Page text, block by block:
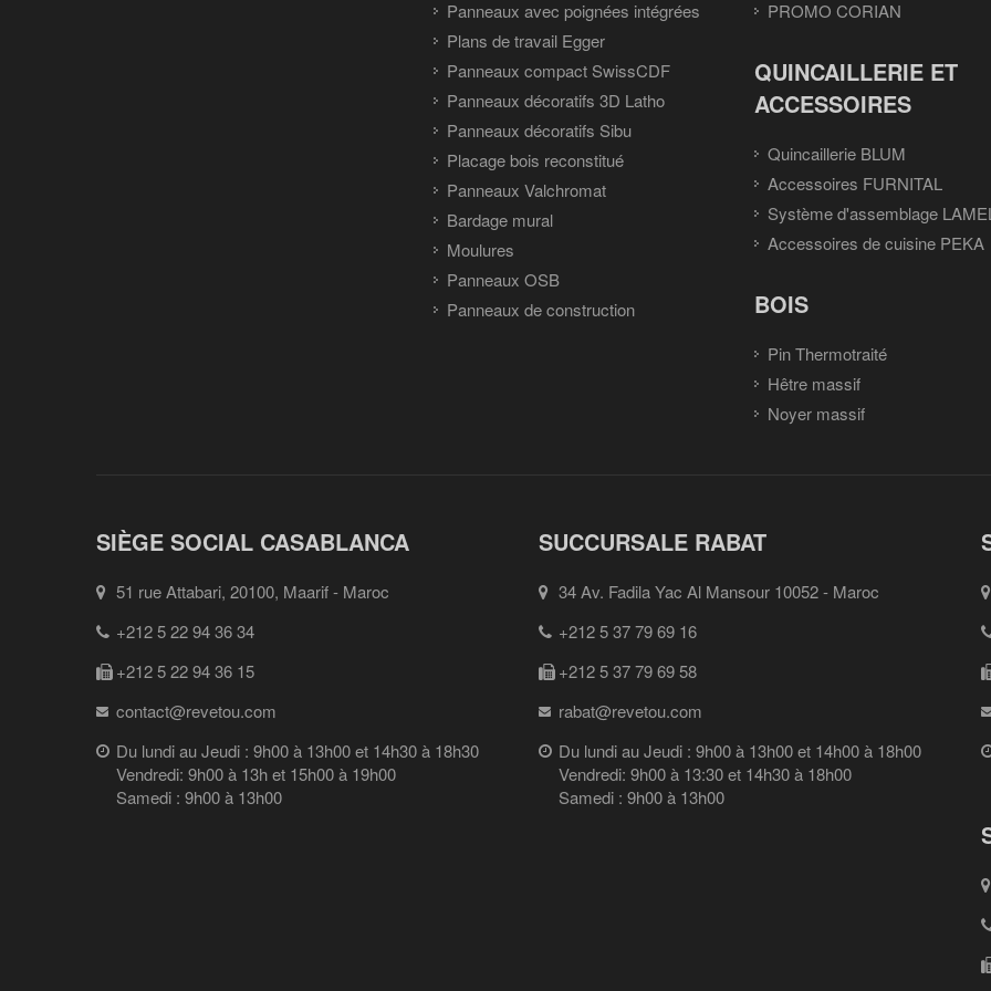
Panneaux avec poignées intégrées
Plans de travail Egger
Panneaux compact SwissCDF
Panneaux décoratifs 3D Latho
Panneaux décoratifs Sibu
Placage bois reconstitué
Panneaux Valchromat
Bardage mural
Moulures
Panneaux OSB
Panneaux de construction
PROMO CORIAN
QUINCAILLERIE ET
ACCESSOIRES
Quincaillerie BLUM
Accessoires FURNITAL
Système d'assemblage
Accessoires de cuisine PEKA
BOIS
Pin Thermotraité
Hêtre massif
Noyer massif
SIÈGE SOCIAL CASABLANCA
51 rue Attabari, 20100, Maarif - Maroc
+212 5 22 94 36 34
+212 5 22 94 36 15
contact@revetou.com
Du lundi au Jeudi : 9h00 à 13h00 et 14h30 à 18h30
Vendredi: 9h00 à 13h et 15h00 à 19h00
Samedi : 9h00 à 13h00
SUCCURSALE RABAT
34 Av. Fadila Yac Al Mansour 10052 - Maroc
+212 5 37 79 69 16
+212 5 37 79 69 58
rabat@revetou.com
Du lundi au Jeudi : 9h00 à 13h00 et 14h00 à 18h00
Vendredi: 9h00 à 13:30 et 14h30 à 18h00
Samedi : 9h00 à 13h00